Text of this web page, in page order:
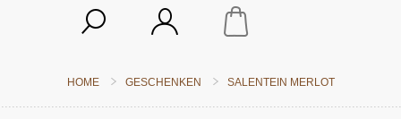
HOME GESCHENKEN SALENTEIN MERLOT